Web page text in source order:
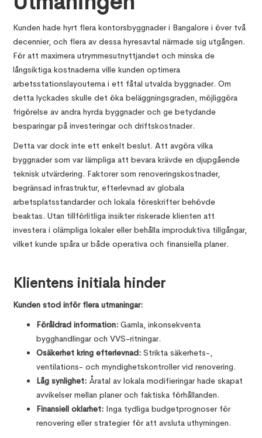
Kunden hade hyrt flera kontorsbyggnader i Bangalore i över två
decennier, och flera av dessa hyresavtal närmade sig utgången.
För att maximera utrymmesutnyttjandet och minska de
långsiktiga kostnaderna ville kunden optimera
arbetsstationslayouterna i ett fåtal utvalda byggnader. Om
detta lyckades skulle det öka beläggningsgraden, möjliggöra
frigörelse av andra hyrda byggnader och ge betydande
besparingar på investeringar och driftskostnader.
Detta var dock inte ett enkelt beslut. Att avgöra vilka
byggnader som var lämpliga att bevara krävde en djupgående
teknisk utvärdering. Faktorer som renoveringskostnader,
begränsad infrastruktur, efterlevnad av globala
arbetsplatsstandarder och lokala föreskrifter behövde
beaktas. Utan tillförlitliga insikter riskerade klienten att
investera i olämpliga lokaler eller behålla improduktiva tillgångar,
vilket kunde spåra ur både operativa och finansiella planer.
Klientens initiala hinder
Kunden stod inför flera utmaningar:
Föråldrad information: Gamla, inkonsekventa
bygghandlingar och VVS-ritningar.
Osäkerhet kring efterlevnad: Strikta säkerhets-,
ventilations- och myndighetskontroller vid renovering.
Låg synlighet: Åratal av lokala modifieringar hade skapat
avvikelser mellan planer och faktiska förhållanden.
Finansiell oklarhet: Inga tydliga budgetprognoser för
renovering eller strategier för att avsluta uthyrningen.